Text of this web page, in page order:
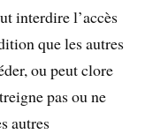
interdire l’accès
que les autres
ou peut clore
pas ou ne
autres